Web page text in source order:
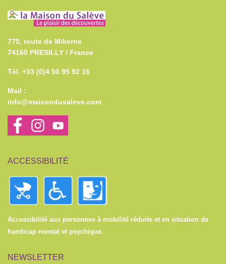
775, route de Mikerne
74160 PRESILLY / France
Tél. +33 (0)4 50 95 92 16
Mail :
info@maisondusaleve.com
ACCESSIBILITÉ
Accessibilité aux personnes à mobilité réduite et en situation de
handicap mental et psychique.
NEWSLETTER